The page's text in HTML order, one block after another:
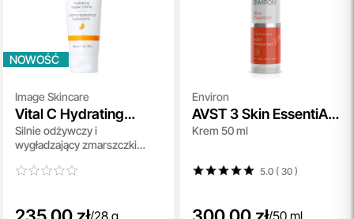
NOWOŚĆ
Image Skincare
Vital C Hydrating
Repair Creme
Silnie odżywczy i
wygładzający zmarszczki
/28 g
Environ
AVST 3 Skin EssentiA
Cream
Krem 50 ml
5.0 ( 30)
/50 ml